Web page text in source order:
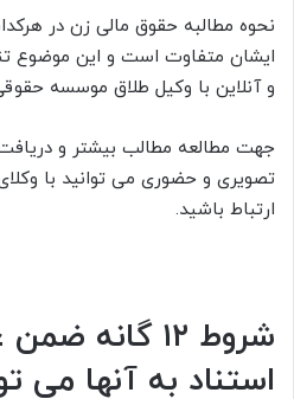
نحوه مطالبه حقوق مالی زن در
ایشان متفاوت است و این موضوع
و آنلاین با وکیل طلاق موسسه
جهت مطالعه مطالب بیشتر و دریافت
تصویری و حضوری می توانید با
ارتباط باشید.
شروط ۱۲ گانه
استناد به آنها می